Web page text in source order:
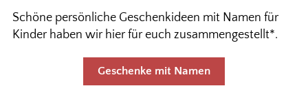
Schöne persönliche Geschenkideen mit Namen für
Kinder haben wir hier für euch zusammengestellt*.
Geschenke mit Namen